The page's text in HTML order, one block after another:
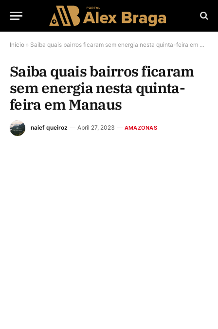
Início » Saiba quais bairros ficaram sem energia nesta quinta-feira em Manaus
Saiba quais bairros ficaram
sem energia nesta quinta-
feira em Manaus
naief queiroz Abril 27, 2023 AMAZONAS